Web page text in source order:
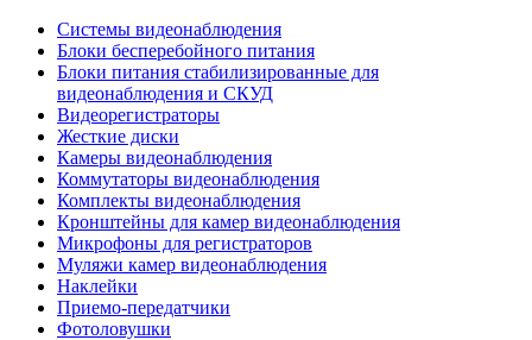
Системы видеонаблюдения
Блоки бесперебойного питания
Блоки питания стабилизированные для
видеонаблюдения и СКУД
Видеорегистраторы
Жесткие диски
Камеры видеонаблюдения
Коммутаторы видеонаблюдения
Комплекты видеонаблюдения
Кронштейны для камер видеонаблюдения
Микрофоны для регистраторов
Муляжи камер видеонаблюдения
Наклейки
Приемо-передатчики
Фотоловушки